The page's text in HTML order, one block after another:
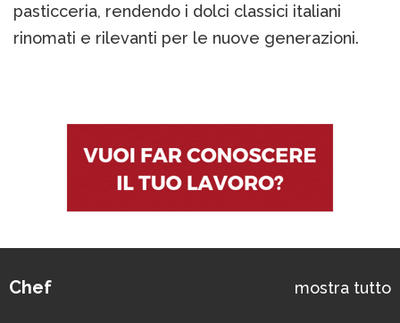
pasticceria, rendendo i dolci classici italiani
rinomati e rilevanti per le nuove generazioni.
Chef mostra tutto